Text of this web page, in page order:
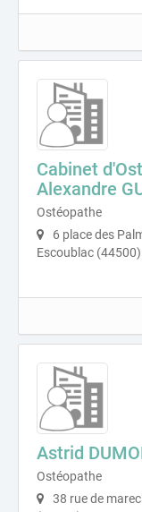
Cabinet
Alexandre
Ostéopathe
6 place des
Escoublac (44500)
Astrid
Ostéopathe
38 rue de